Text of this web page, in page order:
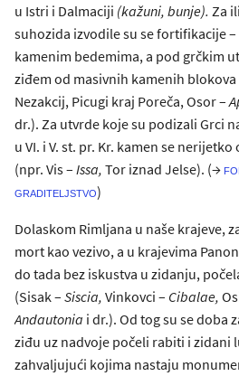
u Istri i Dalmaciji (kažuni, bunje). Za
suhozida izvodile su se fortifikacije
kamenim bedemima, a pod grčkim
ziđem od masivnih kamenih blokova
Nezakcij, Picugi kraj Poreča, Osor –
dr.). Za utvrde koje su podizali Grci
u VI. i V. st. pr. Kr. kamen se
(npr. Vis – Issa, Tor iznad Jelse). (→
graditeljstvo)
Dolaskom Rimljana u naše krajeve,
mort kao vezivo, a u krajevima
do tada bez iskustva u zidanju,
(Sisak – Siscia, Vinkovci – Cibalae,
Andautonia i dr.). Od tog su se doba
ziđu uz nadvoje počeli rabiti i zidani
zahvaljujući kojima nastaju